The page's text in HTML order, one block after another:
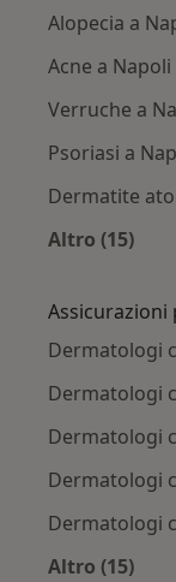
Alopecia a
Acne a Napoli
Verruche a
Psoriasi a
Dermatite
Altro (15)
Assicurazioni
Dermatologi
Dermatologi
Dermatologi
Dermatologi
Dermatologi
Altro (15)